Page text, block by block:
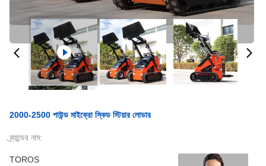
2000-2500 পাউন্ড মাইক্রো স্কিড স্টিয়ার লোডার
ব্র্যান্ডের নাম:
TOROS